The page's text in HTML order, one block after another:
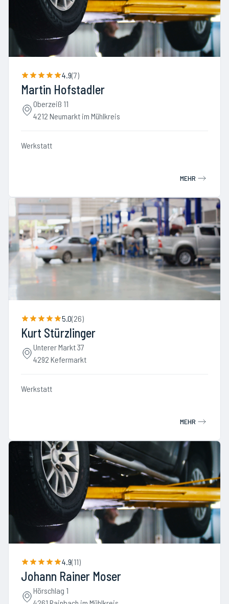
4.9(7)
Martin Hofstadler
Oberzeiß 11
4212 Neumarkt im Mühlkreis
Werkstatt
MEHR
5.0(26)
Kurt Stürzlinger
Unterer Markt 37
4292 Kefermarkt
Werkstatt
MEHR
4.9(11)
Johann Rainer Moser
Hörschlag 1